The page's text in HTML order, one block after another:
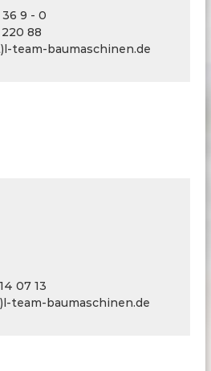
9 - 0
88
team-baumaschinen.de
07 13
team-baumaschinen.de